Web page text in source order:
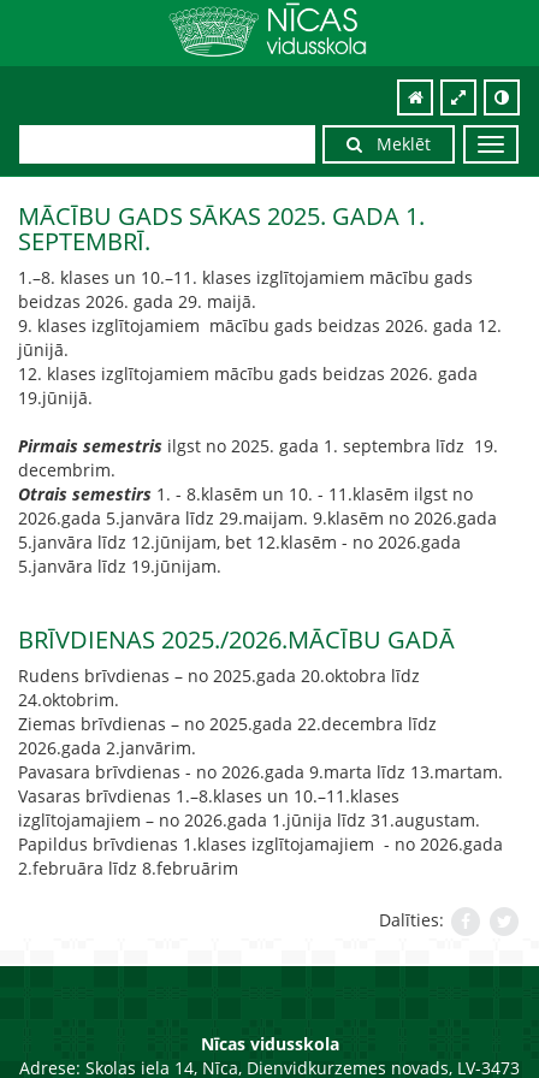
Meklēt
MĀCĪBU GADS SĀKAS 2025. GADA 1.
SEPTEMBRĪ.
1.–8. klases un 10.–11. klases izglītojamiem mācību gads
beidzas 2026. gada 29. maijā.
9. klases izglītojamiem mācību gads beidzas 2026. gada 12.
jūnijā.
12. klases izglītojamiem mācību gads beidzas 2026. gada
19.jūnijā.
Pirmais semestris ilgst no 2025. gada 1. septembra līdz 19.
decembrim.
Otrais semestirs 1. - 8.klasēm un 10. - 11.klasēm ilgst no
2026.gada 5.janvāra līdz 29.maijam. 9.klasēm no 2026.gada
5.janvāra līdz 12.jūnijam, bet 12.klasēm - no 2026.gada
5.janvāra līdz 19.jūnijam.
BRĪVDIENAS 2025./2026.MĀCĪBU GADĀ
Rudens brīvdienas – no 2025.gada 20.oktobra līdz
24.oktobrim.
Ziemas brīvdienas – no 2025.gada 22.decembra līdz
2026.gada 2.janvārim.
Pavasara brīvdienas - no 2026.gada 9.marta līdz 13.martam.
Vasaras brīvdienas 1.–8.klases un 10.–11.klases
izglītojamajiem – no 2026.gada 1.jūnija līdz 31.augustam.
Papildus brīvdienas 1.klases izglītojamajiem - no 2026.gada
2.februāra līdz 8.februārim
Dalīties:
Nīcas vidusskola
Adrese: Skolas iela 14, Nīca, Dienvidkurzemes novads, LV-3473